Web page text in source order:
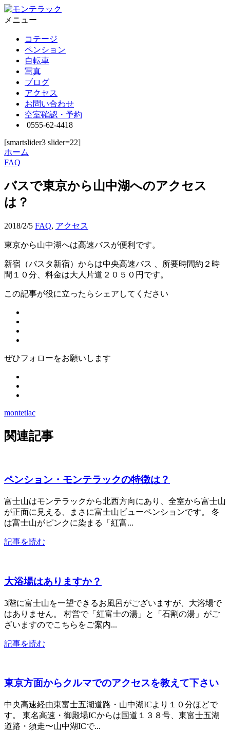
メニュー
コテージ
ペンション
自転車
写真
ブログ
アクセス
お問い合わせ
空室確認・予約
0555-62-4418
[smartslider3 slider=22]
ホーム
FAQ
バスで東京から山中湖へのアクセス
は？
2018/2/5 FAQ, アクセス
東京から山中湖へは高速バスが便利です。
新宿（バスタ新宿）からは中央高速バス 、所要時間約２時
間１０分、料金は大人片道２０５０円です。
この記事が役に立ったらシェアしてください
ぜひフォローをお願いします
montetlac
関連記事
ペンション・モンテラックの特徴は？
富士山はモンテラックから北西方向にあり、全室から富士山
が正面に見える、まさに富士山ビューペンションです。 冬
は富士山がピンクに染まる「紅富...
記事を読む
大浴場はありますか？
3階に富士山を一望できるお風呂がございますが、大浴場で
はありません。 村営で「紅富士の湯」と「石割の湯」がご
ざいますのでこちらをご案内...
記事を読む
東京方面からクルマでのアクセスを教えて下さい
中央高速経由東富士五湖道路・山中湖ICより１０分ほどで
す。 東名高速・御殿場ICからは国道１３８号、東富士五湖
道路・須走〜山中湖ICで...